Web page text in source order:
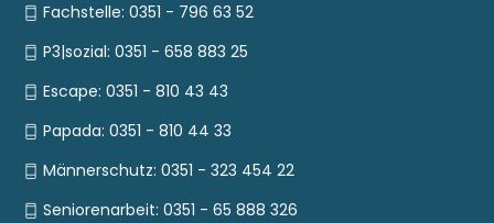
Fachstelle: 0351 - 796 63 52
P3|sozial: 0351 - 658 883 25
Escape: 0351 - 810 43 43
Papada: 0351 - 810 44 33
Männerschutz: 0351 - 323 454 22
Seniorenarbeit: 0351 - 65 888 326